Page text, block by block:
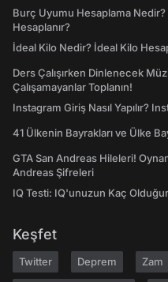
Burç Uyumu Hesaplama
Hesaplanır?
İdeal Kilo Nedir? İdeal Kilo
Ders Çalışırken Dinlenecek
Çalışamayanlar Toplanın!
Instagram Giriş Nasıl Yapılır?
41 Ülkenin Bayrakları ve Ülke
GTA San Andreas Hileleri!
Andreas Şifreleri
IQ Testi: IQ'unuzun Kaç
Keşfet
Twitter Deprem Zam